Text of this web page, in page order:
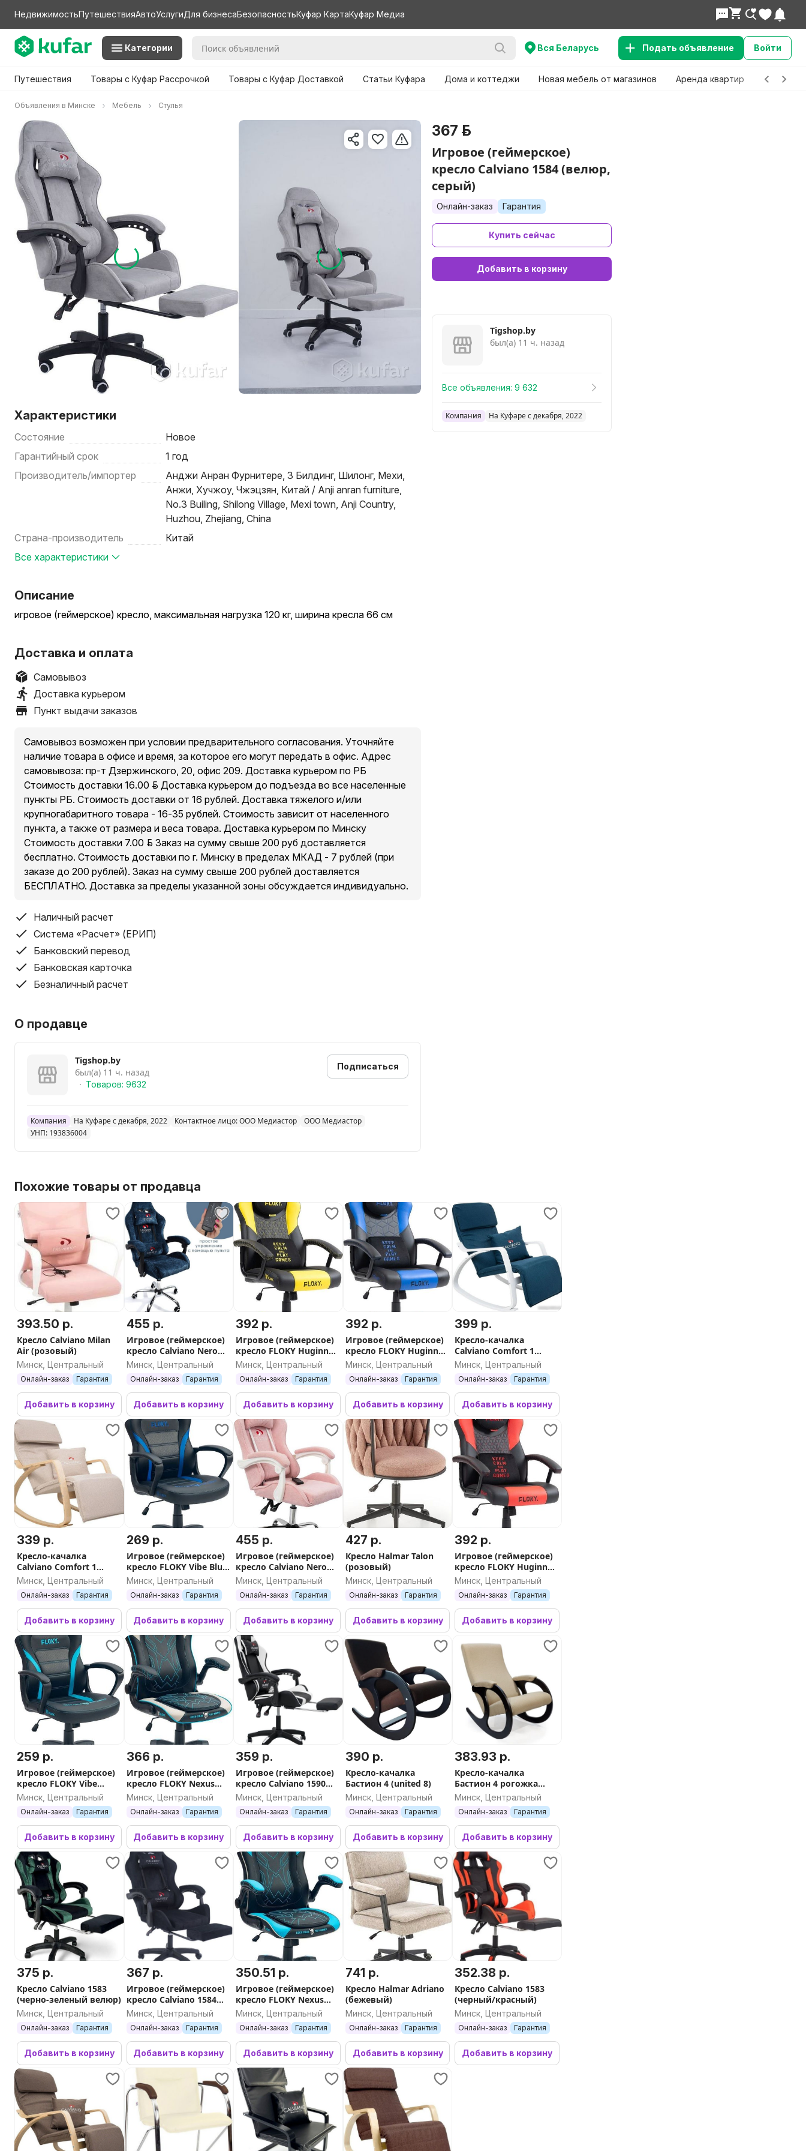
НедвижимостьПутешествияАвтоУслугиДля бизнесаБезопасностьКуфар КартаКуфар Медиа
Категории Вся Беларусь Подать объявление Войти
Путешествия Товары с Куфар Рассрочкой Товары с Куфар Доставкой Статьи Куфара Дома и коттеджи Новая мебель от магазинов Аренда квартир Детские
Объявления в Минске Мебель Стулья
Характеристики
Состояние
Новое
Гарантийный срок
1 год
Производитель/импортер
Анджи Анран Фурнитере, 3 Билдинг, Шилонг, Мехи,
Анжи, Хучжоу, Чжэцзян, Китай / Anji anran furniture,
No.3 Builing, Shilong Village, Mexi town, Anji Country,
Huzhou, Zhejiang, China
Страна-производитель
Китай
Все характеристики
Описание
игровое (геймерское) кресло, максимальная нагрузка 120 кг, ширина кресла 66 см
Доставка и оплата
Самовывоз
Доставка курьером
Пункт выдачи заказов
Самовывоз возможен при условии предварительного согласования. Уточняйте
наличие товара в офисе и время, за которое его могут передать в офис. Адрес
самовывоза: пр-т Дзержинского, 20, офис 209. Доставка курьером по РБ
Стоимость доставки 16.00 руб. Доставка курьером до подъезда во все населенные
пункты РБ. Стоимость доставки от 16 рублей. Доставка тяжелого и/или
крупногабаритного товара - 16-35 рублей. Стоимость зависит от населенного
пункта, а также от размера и веса товара. Доставка курьером по Минску
Стоимость доставки 7.00 руб. Заказ на сумму свыше 200 руб доставляется
бесплатно. Стоимость доставки по г. Минску в пределах МКАД - 7 рублей (при
заказе до 200 рублей). Заказ на сумму свыше 200 рублей доставляется
БЕСПЛАТНО. Доставка за пределы указанной зоны обсуждается индивидуально.
Наличный расчет
Система «Расчет» (ЕРИП)
Банковский перевод
Банковская карточка
Безналичный расчет
О продавце
Tigshop.by
был(а) 11 ч. назад
Товаров: 9632
Подписаться
Компания На Куфаре с декабря, 2022 Контактное лицо: ООО Медиастор
ООО Медиастор
УНП: 193836004
Похожие товары от продавца
393.50 р.
Кресло Calviano Milan
Air (розовый)
Минск, Центральный
Онлайн-заказ Гарантия
Добавить в корзину
455 р.
Игровое (геймерское)
кресло Calviano Nero
(blue plush)
Минск, Центральный
Онлайн-заказ Гарантия
Добавить в корзину
392 р.
Игровое (геймерское)
кресло FLOKY Huginn
Yellow SP (желтый)
Минск, Центральный
Онлайн-заказ Гарантия
Добавить в корзину
392 р.
Игровое (геймерское)
кресло FLOKY Huginn
Blue (синий)
Минск, Центральный
Онлайн-заказ Гарантия
Добавить в корзину
399 р.
Кресло-качалка
Calviano Comfort 1
(синий)
Минск, Центральный
Онлайн-заказ Гарантия
Добавить в корзину
339 р.
Кресло-качалка
Calviano Comfort 1
(светло-бежевый)
Минск, Центральный
Онлайн-заказ Гарантия
Добавить в корзину
269 р.
Игровое (геймерское)
кресло FLOKY Vibe Blue-
Black
Минск, Центральный
Онлайн-заказ Гарантия
Добавить в корзину
455 р.
Игровое (геймерское)
кресло Calviano Nero
(pink plush)
Минск, Центральный
Онлайн-заказ Гарантия
Добавить в корзину
427 р.
Кресло Halmar Talon
(розовый)
Минск, Центральный
Онлайн-заказ Гарантия
Добавить в корзину
392 р.
Игровое (геймерское)
кресло FLOKY Huginn
Red SP (красный)
Минск, Центральный
Онлайн-заказ Гарантия
Добавить в корзину
259 р.
Игровое (геймерское)
кресло FLOKY Vibe
Aqua-Black
Минск, Центральный
Онлайн-заказ Гарантия
Добавить в корзину
366 р.
Игровое (геймерское)
кресло FLOKY Nexus
Black-Grey V3
Минск, Центральный
Онлайн-заказ Гарантия
Добавить в корзину
359 р.
Игровое (геймерское)
кресло Calviano 1590
(PU, черный/белый)
Минск, Центральный
Онлайн-заказ Гарантия
Добавить в корзину
390 р.
Кресло-качалка
Бастион 4 (united 8)
Минск, Центральный
Онлайн-заказ Гарантия
Добавить в корзину
383.93 р.
Кресло-качалка
Бастион 4 рогожка
(UNITED 3)
Минск, Центральный
Онлайн-заказ Гарантия
Добавить в корзину
375 р.
Кресло Calviano 1583
(черно-зеленый велюр)
Минск, Центральный
Онлайн-заказ Гарантия
Добавить в корзину
367 р.
Игровое (геймерское)
кресло Calviano 1584
(велюр, черный)
Минск, Центральный
Онлайн-заказ Гарантия
Добавить в корзину
350.51 р.
Игровое (геймерское)
кресло FLOKY Nexus
Aqua-Black
Минск, Центральный
Онлайн-заказ Гарантия
Добавить в корзину
741 р.
Кресло Halmar Adriano
(бежевый)
Минск, Центральный
Онлайн-заказ Гарантия
Добавить в корзину
352.38 р.
Кресло Calviano 1583
(черный/красный)
Минск, Центральный
Онлайн-заказ Гарантия
Добавить в корзину
367 р.
Игровое (геймерское)
кресло Calviano 1584 (велюр,
серый)
Онлайн-заказ Гарантия
Купить сейчас
Добавить в корзину
Tigshop.by
был(а) 11 ч. назад
Все объявления: 9 632
Компания На Куфаре с декабря, 2022